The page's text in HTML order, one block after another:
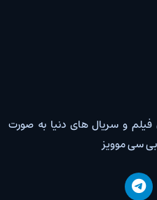
فیلم و سریال های دنیا به صورت
سی موویز